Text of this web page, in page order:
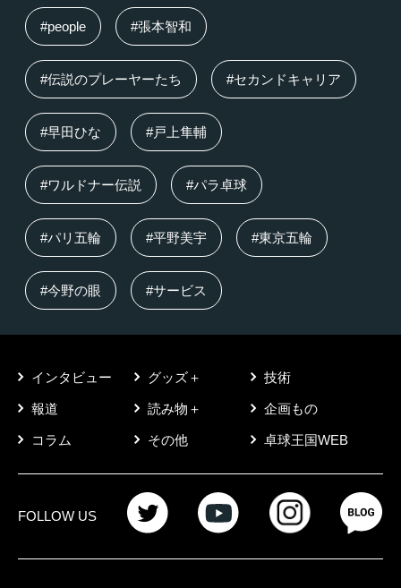
#people #張本智和
#伝説のプレーヤーたち #セカンドキャリア
#早田ひな #戸上隼輔
#ワルドナー伝説 #パラ卓球
#パリ五輪 #平野美宇 #東京五輪
#今野の眼 #サービス
インタビュー グッズ＋ 技術
報道 読み物＋ 企画もの
コラム その他 卓球王国WEB
FOLLOW US